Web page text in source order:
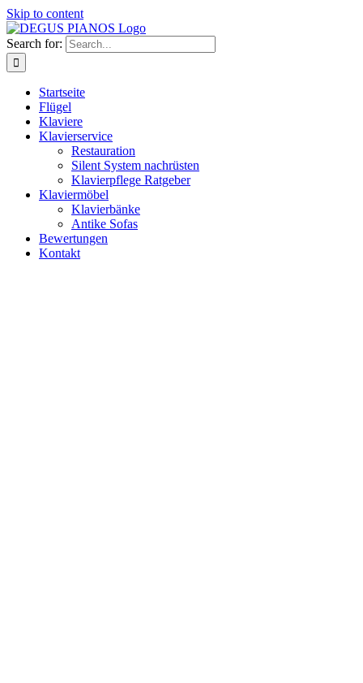
Skip to content
Search for:
Startseite
Flügel
Klaviere
Klavierservice
Restauration
Silent System nachrüsten
Klavierpflege Ratgeber
Klaviermöbel
Klavierbänke
Antike Sofas
Bewertungen
Kontakt